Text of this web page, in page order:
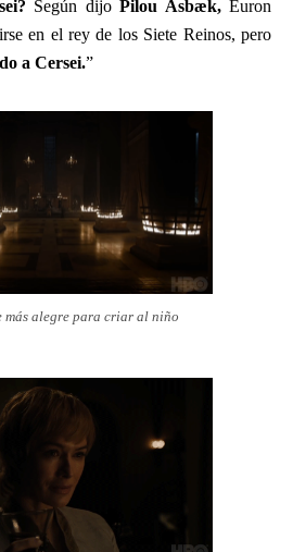
Según dijo Pilou Asbæk,Euron
en el rey de los Siete Reinos, pero
a Cersei.”
más alegre para criar al niño